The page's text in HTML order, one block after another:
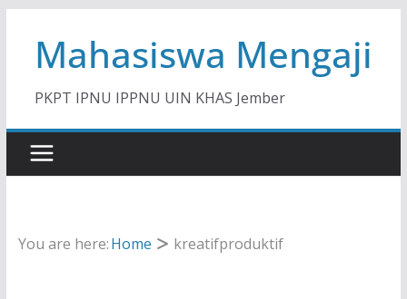
contentMahasiswa Mengaji
PKPT IPNU IPPNU UIN KHAS Jember
You are here:Home kreatifproduktif